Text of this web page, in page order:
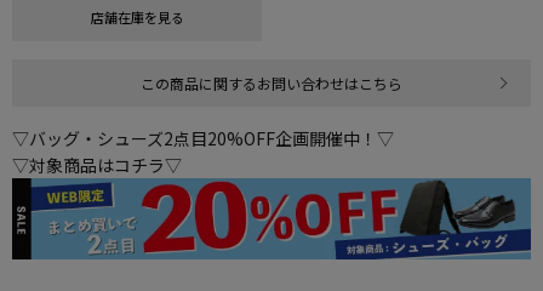
店舗在庫を見る
この商品に関するお問い合わせはこちら
▽バッグ・シューズ2点目20%OFF企画開催中！▽
▽対象商品はコチラ▽